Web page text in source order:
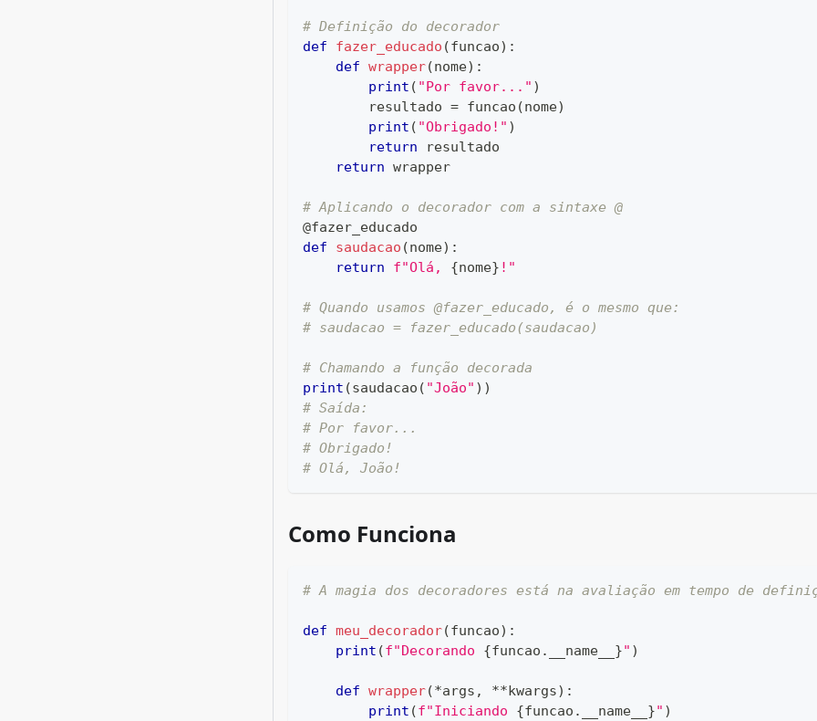
# Definição do decorador
def
fazer_educado (funcao) :
def wrapper(nome) :
print ( "Por favor..." )
        resultado
= funcao (nome)
print ( "Obrigado!" )
return resultado
return wrapper
# Aplicando o decorador com a sintaxe @
@fazer_educado
def
saudacao (nome) :
return
f"Olá, {nome} !"
# Quando usamos @fazer_educado, é o mesmo que:
# saudacao = fazer_educado(saudacao)
# Chamando a função decorada
print (saudacao ( "João" ) )
# Saída:
# Por favor...
# Obrigado!
# Olá, João!
Como Funciona
# A magia dos decoradores está na avaliação em tempo de
def meu_decorador(funcao) :
print (f"Decorando {funcao . __name__ }" )
def wrapper(*args , **kwargs) :
print (f"Iniciando {funcao . __name__ }" )